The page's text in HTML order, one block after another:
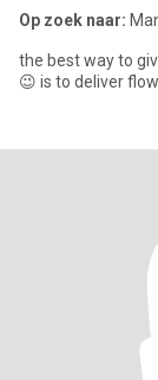
Op zoek naar:
the best way to
😉 is to deliver